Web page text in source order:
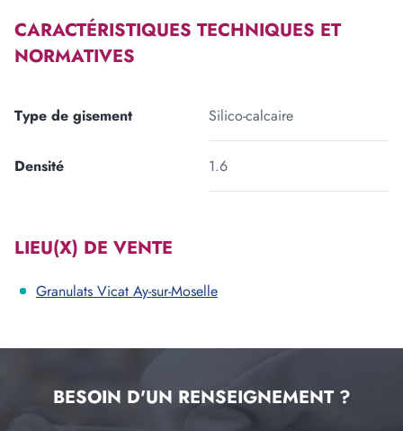
CARACTÉRISTIQUES TECHNIQUES ET
NORMATIVES
Type de gisement Silico-calcaire
Densité 1.6
LIEU(X) DE VENTE
Granulats Vicat Ay-sur-Moselle
BESOIN D'UN RENSEIGNEMENT ?
Voir les carrières près de chez moi